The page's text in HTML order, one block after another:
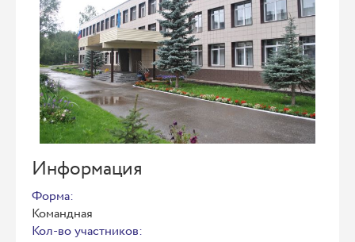
Информация
Форма:
Командная
Кол-во участников: